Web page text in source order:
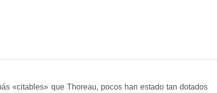
«citables» que Thoreau, pocos han estado tan dotados